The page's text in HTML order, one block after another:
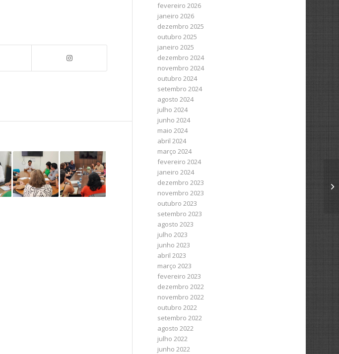
fevereiro 2026
janeiro 2026
dezembro 2025
outubro 2025
janeiro 2025
dezembro 2024
novembro 2024
outubro 2024
setembro 2024
agosto 2024
julho 2024
junho 2024
maio 2024
abril 2024
março 2024
fevereiro 2024
janeiro 2024
dezembro 2023
novembro 2023
outubro 2023
setembro 2023
agosto 2023
julho 2023
junho 2023
abril 2023
março 2023
fevereiro 2023
dezembro 2022
novembro 2022
outubro 2022
setembro 2022
agosto 2022
julho 2022
junho 2022